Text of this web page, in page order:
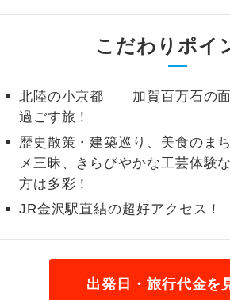
こだわりポイ
北陸の小京都 加賀百万石の面
過ごす旅！
歴史散策・建築巡り、美食のま
メ三昧、きらびやかな工芸体験
方は多彩！
JR金沢駅直結の超好アクセス！
出発日・旅行代金を
お部屋食
お部屋にてゆっく
だけます。
トラベルイヤ
ホン
周りの音を気にせ
1名様催行
1名様から出発可能
す。
2名様催行
す。
加限定